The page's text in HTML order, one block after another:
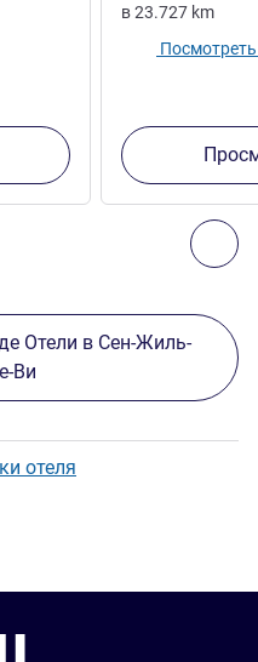
поблизости 1 :, Другие
в23.727 km
Посмотреть
Отели в Сен-Жиль-
Ви
отеля